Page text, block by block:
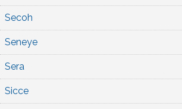
Secoh
Seneye
Sera
Sicce